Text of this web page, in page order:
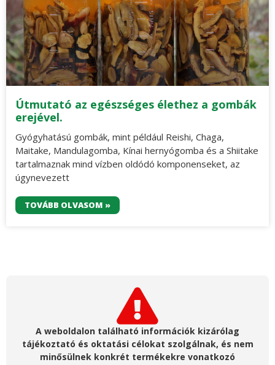
Útmutató az egészséges élethez a gombák
erejével.
Gyógyhatású gombák, mint például Reishi, Chaga,
Maitake, Mandulagomba, Kínai hernyógomba és a Shiitake
tartalmaznak mind vízben oldódó komponenseket, az
úgynevezett
TOVÁBB OLVASOM »
A weboldalon található információk kizárólag
tájékoztató és oktatási célokat szolgálnak, és nem
minősülnek konkrét termékekre vonatkozó